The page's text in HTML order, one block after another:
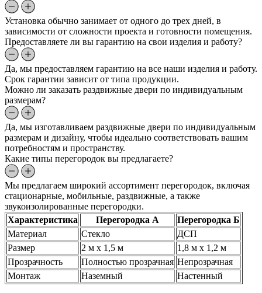
Установка обычно занимает от одного до трех дней, в
зависимости от сложности проекта и готовности помещения.
Предоставляете ли вы гарантию на свои изделия и работу?
Да, мы предоставляем гарантию на все наши изделия и работу.
Срок гарантии зависит от типа продукции.
Можно ли заказать раздвижные двери по индивидуальным
размерам?
Да, мы изготавливаем раздвижные двери по индивидуальным
размерам и дизайну, чтобы идеально соответствовать вашим
потребностям и пространству.
Какие типы перегородок вы предлагаете?
Мы предлагаем широкий ассортимент перегородок, включая
стационарные, мобильные, раздвижные, а также
звукоизолированные перегородки.
Характеристика
Перегородка А
Перегородка Б
Материал
Стекло
ДСП
Размер
2 м x 1,5 м
1,8 м x 1,2 м
Прозрачность
Полностью прозрачная Непрозрачная
Монтаж
Наземный Настенный